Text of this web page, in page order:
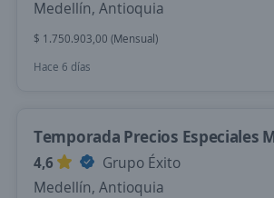
Medellín, Antioquia
$ 1.750.903,00 (Mensual)
Hace 6 días
Temporada Precios Especiales
4,6
Grupo Éxito
Medellín, Antioquia